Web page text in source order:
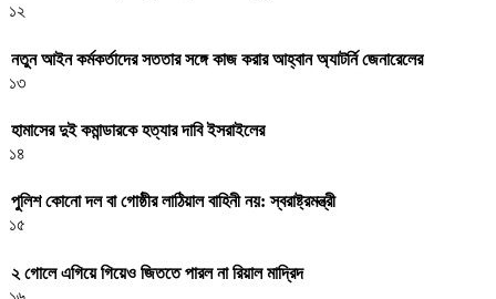
১২
নতুন আইন কর্মকর্তাদের সততার সঙ্গে কাজ করার আহ্বান অ্যাটর্নি জেনারেলের
১৩
হামাসের দুই কমান্ডারকে হত্যার দাবি ইসরাইলের
১৪
পুলিশ কোনো দল বা গোষ্ঠীর লাঠিয়াল বাহিনী নয়: স্বরাষ্ট্রমন্ত্রী
১৫
২ গোলে এগিয়ে গিয়েও জিততে পারল না রিয়াল মাদ্রিদ